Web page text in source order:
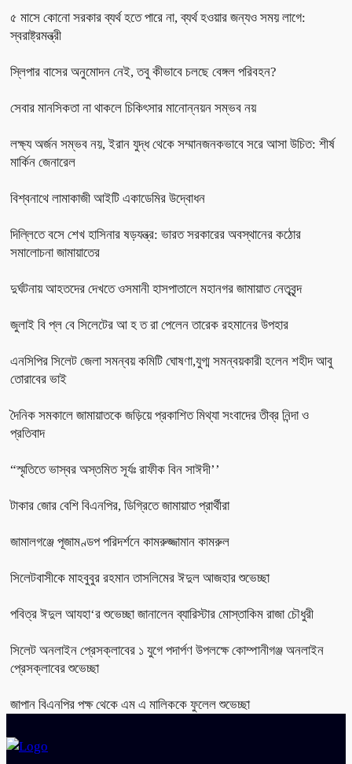
৫ মাসে কোনো সরকার ব্যর্থ হতে পারে না, ব্যর্থ হওয়ার জন্যও সময় লাগে:
স্বরাষ্ট্রমন্ত্রী
স্লিপার বাসের অনুমোদন নেই, তবু কীভাবে চলছে বেঙ্গল পরিবহন?
সেবার মানসিকতা না থাকলে চিকিৎসার মানোন্নয়ন সম্ভব নয়
লক্ষ্য অর্জন সম্ভব নয়, ইরান যুদ্ধ থেকে সম্মানজনকভাবে সরে আসা উচিত: শীর্ষ
মার্কিন জেনারেল
বিশ্বনাথে লামাকাজী আইটি একাডেমির উদ্বোধন
দিল্লিতে বসে শেখ হাসিনার ষড়যন্ত্র: ভারত সরকারের অবস্থানের কঠোর
সমালোচনা জামায়াতের
দুর্ঘটনায় আহতদের দেখতে ওসমানী হাসপাতালে মহানগর জামায়াত নেতৃবৃন্দ
জুলাই বি প্ল বে সিলেটের আ হ ত রা পেলেন তারেক রহমানের উপহার
এনসিপির সিলেট জেলা সমন্বয় কমিটি ঘোষণা,যুগ্ম সমন্বয়কারী হলেন শহীদ আবু
তোরাবের ভাই
দৈনিক সমকালে জামায়াতকে জড়িয়ে প্রকাশিত মিথ্যা সংবাদের তীব্র নিন্দা ও
প্রতিবাদ
“স্মৃতিতে ভাস্বর অস্তমিত সূর্যঃ রাফীক বিন সাঈদী’’
টাকার জোর বেশি বিএনপির, ডিগ্রিতে জামায়াত প্রার্থীরা
জামালগঞ্জে পূজামণ্ডপ পরিদর্শনে কামরুজ্জামান কামরুল
সিলেটবাসীকে মাহবুবুর রহমান তাসলিমের ঈদুল আজহার শুভেচ্ছা
পবিত্র ঈদুল আযহা‘র শুভেচ্ছা জানালেন ব্যারিস্টার মোস্তাকিম রাজা চৌধুরী
সিলেট অনলাইন প্রেসক্লাবের ১ যুগে পদার্পণ উপলক্ষে কোম্পানীগঞ্জ অনলাইন
প্রেসক্লাবের শুভেচ্ছা
জাপান বিএনপির পক্ষ থেকে এম এ মালিককে ফুলেল শুভেচ্ছা